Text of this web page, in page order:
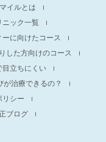
イルとは
ニック一覧
に向けたコース
した方向けのコース
目立ちにくい
が治療できるの？
リシー
ブログ